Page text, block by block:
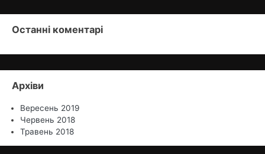
Останні коментарі
Архіви
Вересень 2019
Червень 2018
Травень 2018